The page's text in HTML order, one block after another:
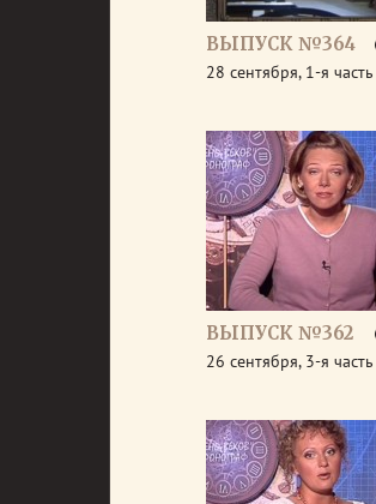
ВЫПУСК №364
28 сентября, 1-я часть
ВЫПУСК №362
26 сентября, 3-я часть